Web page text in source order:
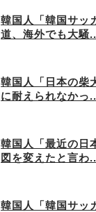
韓国人「韓国サッ
道、海外でも大騒
韓国人「日本の柴
に耐えられなかっ
韓国人「最近の日
図を変えたと言わ
韓国人「韓国サッ